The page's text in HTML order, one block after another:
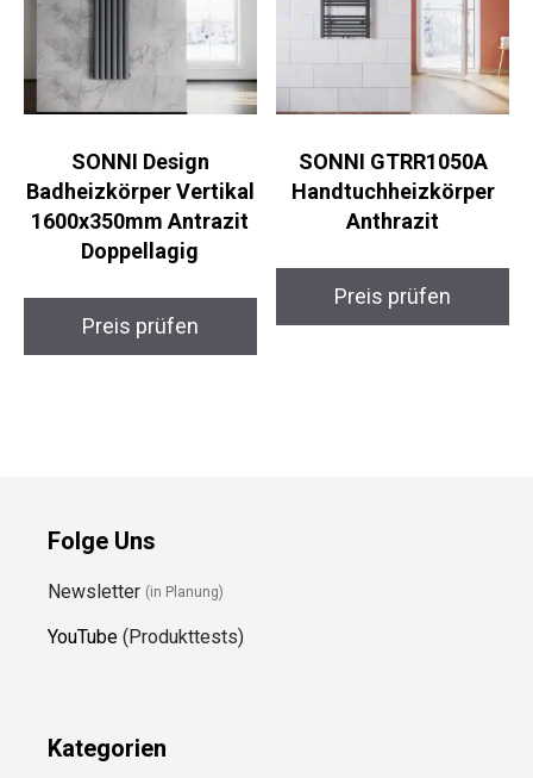
SONNI Design
Badheizkörper Vertikal
1600x350mm Antrazit
Doppellagig
Preis prüfen
SONNI GTRR1050A
Handtuchheizkörper
Anthrazit
Preis prüfen
Folge Uns
Newsletter (in Planung)
YouTube (Produkttests)
Kategorien